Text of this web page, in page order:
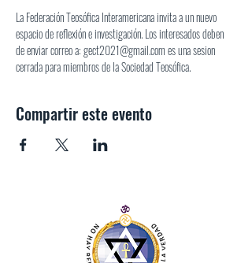
La Federación Teosófica Interamericana invita a un nuevo
espacio de reflexión e investigación. Los interesados deben
de enviar correo a: gect2021@gmail.com es una sesion
cerrada para miembros de la Sociedad Teosófica.
Compartir este evento